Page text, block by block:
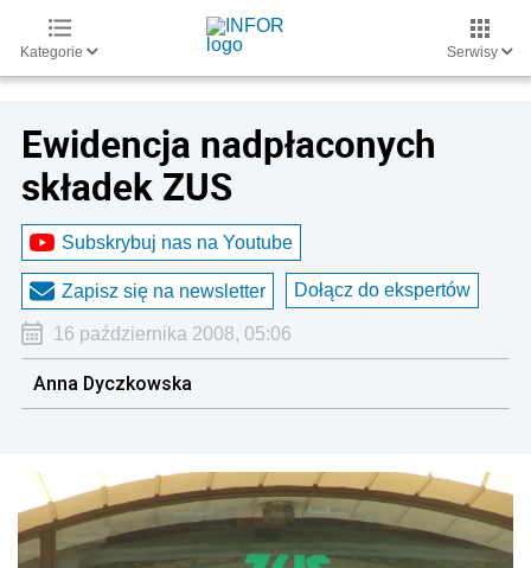
Kategorie Serwisy
Ewidencja nadpłaconych
składek ZUS
Subskrybuj nas na Youtube
Zapisz się na newsletter Dołącz do ekspertów
16 października 2008, 05:06
Anna Dyczkowska